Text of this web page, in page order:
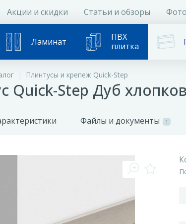
Акции и скидки Статьи и обзоры
Ламинат
ПВХ
плитка
Плинтусы и крепеж Quick-Step
Quick-Step Дуб
Файлы и документы 1